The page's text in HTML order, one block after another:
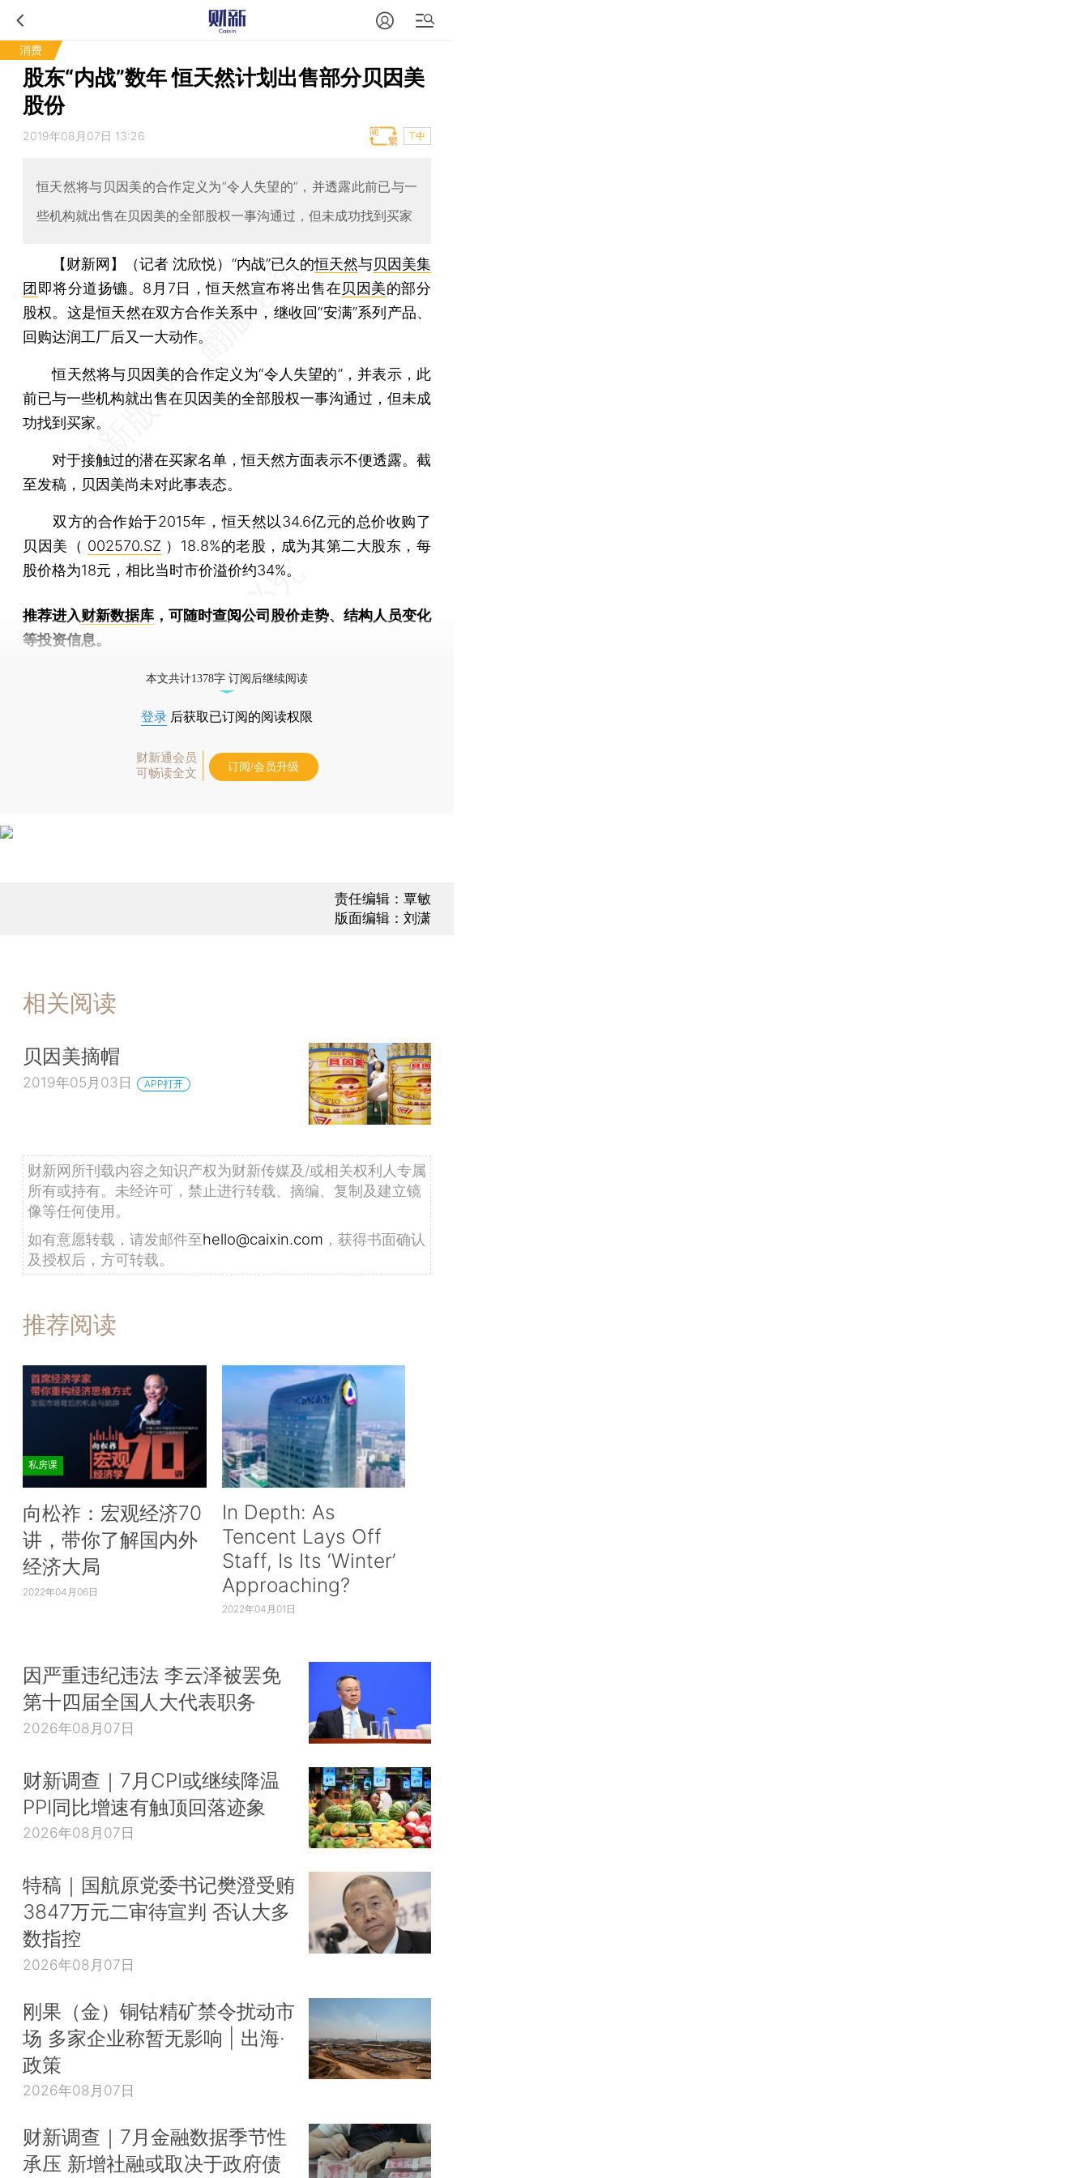
消费
股东“内战”数年 恒天然计划出售部分贝因美
股份
2019年08月07日 13:26 T中
恒天然将与贝因美的合作定义为“令人失望的”，并透露此前已与一
些机构就出售在贝因美的全部股权一事沟通过，但未成功找到买家
【财新网】（记者 沈欣悦） “内战”已久的恒天然与贝因美集
团即将分道扬镳。8月7日，恒天然宣布将出售在贝因美的部分
股权。这是恒天然在双方合作关系中，继收回“安满”系列产品、
回购达润工厂后又一大动作。
恒天然将与贝因美的合作定义为“令人失望的”，并表示，此
前已与一些机构就出售在贝因美的全部股权一事沟通过，但未成
功找到买家。
对于接触过的潜在买家名单，恒天然方面表示不便透露。截
至发稿，贝因美尚未对此事表态。
双方的合作始于2015年，恒天然以34.6亿元的总价收购了
贝因美（ 002570.SZ ）18.8%的老股，成为其第二大股东，每
股价格为18元，相比当时市价溢价约34%。
推荐进入财新数据库 ，可随时查阅公司股价走势、结构人员变化
等投资信息。
本文共计1378字 订阅后继续阅读
登录 后获取已订阅的阅读权限
财新通会员
可畅读全文
订阅/会员升级
责任编辑：覃敏
版面编辑：刘潇
相关阅读
贝因美摘帽
2019年05月03日 APP打开
财新网所刊载内容之知识产权为财新传媒及/或相关权利人专属
所有或持有。未经许可，禁止进行转载、摘编、复制及建立镜
像等任何使用。
如有意愿转载，请发邮件至hello@caixin.com ，获得书面确认
及授权后，方可转载。
推荐阅读
私房课
向松祚：宏观经济70
讲，带你了解国内外
经济大局
2022年04月06日
In Depth: As
Tencent Lays Off
Staff, Is Its ‘Winter’
Approaching?
2022年04月01日
因严重违纪违法 李云泽被罢免
第十四届全国人大代表职务
2026年08月07日
财新调查｜7月CPI或继续降温
PPI同比增速有触顶回落迹象
2026年08月07日
特稿｜国航原党委书记樊澄受贿
3847万元二审待宣判 否认大多
数指控
2026年08月07日
刚果（金）铜钴精矿禁令扰动市
场 多家企业称暂无影响 | 出海·
政策
2026年08月07日
财新调查｜7月金融数据季节性
承压 新增社融或取决于政府债